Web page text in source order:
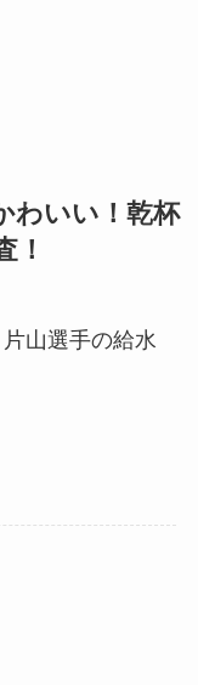
わいい！乾杯
！
山選手の給水